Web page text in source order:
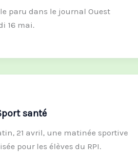
paru dans le journal Ouest
16 mai.
santé
21 avril, une matinée sportive
pour les élèves du RPI.